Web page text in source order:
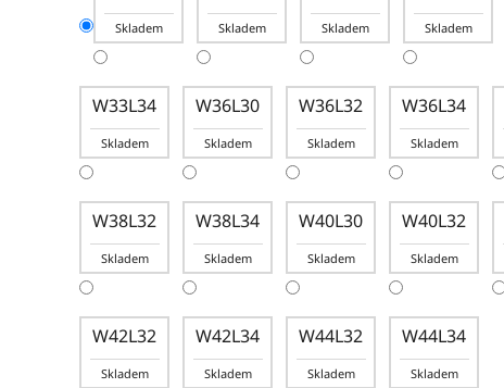
Skladem Skladem Skladem Skladem
W33L34
Skladem
W36L30
Skladem
W36L32
Skladem
W36L34
Skladem
W38L32
Skladem
W38L34
Skladem
W40L30
Skladem
W40L32
Skladem
W42L32
Skladem
W42L34
Skladem
W44L32
Skladem
W44L34
Skladem